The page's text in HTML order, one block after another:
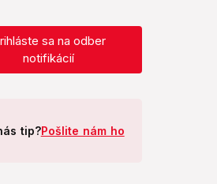
sa na odber
notifikácií
tip?Pošlite nám ho